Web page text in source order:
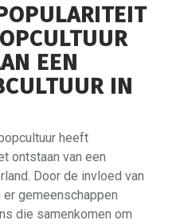
EEN
IN
heeft
ontstaan van een
Door de invloed van
gemeenschappen
die samenkomen om